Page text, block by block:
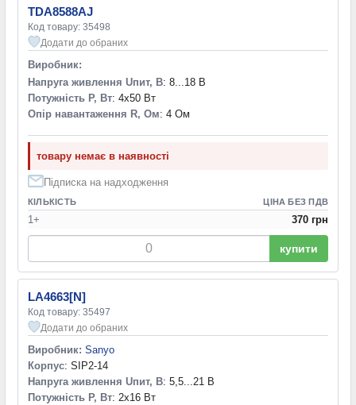
TDA8588AJ
Код товару: 35498
Додати до обраних
Виробник:
Напруга живлення Uпит, В: 8...18 В
Потужність P, Вт: 4x50 Вт
Опір навантаження R, Ом: 4 Ом
товару немає в наявності
Підписка на надходження
КІЛЬКІСТЬ ЦІНА БЕЗ ПДВ
1+ 370 грн
купити
LA4663[N]
Код товару: 35497
Додати до обраних
Виробник: Sanyo
Корпус: SIP2-14
Напруга живлення Uпит, В: 5,5...21 В
Потужність P, Вт: 2x16 Вт